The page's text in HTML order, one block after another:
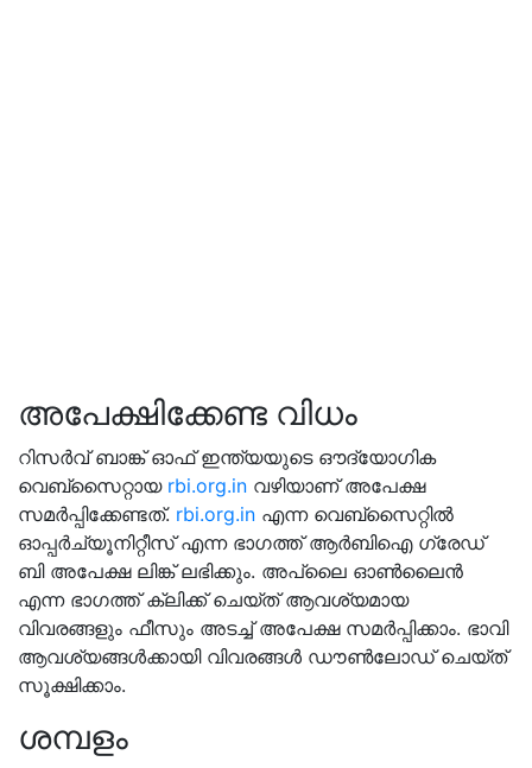
അപേക്ഷിക്കേണ്ട വിധം
റിസര്‍വ് ബാങ്ക് ഓഫ് ഇന്ത്യയുടെ ഔദ്യോഗിക
വെബ്‌സൈറ്റായ rbi.org.in വഴിയാണ് അപേക്ഷ
സമര്‍പ്പിക്കേണ്ടത്. rbi.org.in എന്ന വെബ്‌സൈറ്റില്‍
ഓപ്പര്‍ച്യൂനിറ്റീസ് എന്ന ഭാഗത്ത് ആര്‍ബിഐ ഗ്രേഡ്
ബി അപേക്ഷ ലിങ്ക് ലഭിക്കും. അപ്ലൈ ഓണ്‍ലൈന്‍
എന്ന ഭാഗത്ത് ക്ലിക്ക് ചെയ്ത് ആവശ്യമായ
വിവരങ്ങളും ഫീസും അടച്ച് അപേക്ഷ സമര്‍പ്പിക്കാം. ഭാവി
ആവശ്യങ്ങള്‍ക്കായി വിവരങ്ങൾ ഡൗണ്‍ലോഡ് ചെയ്ത്
സൂക്ഷിക്കാം.
ശമ്പളം